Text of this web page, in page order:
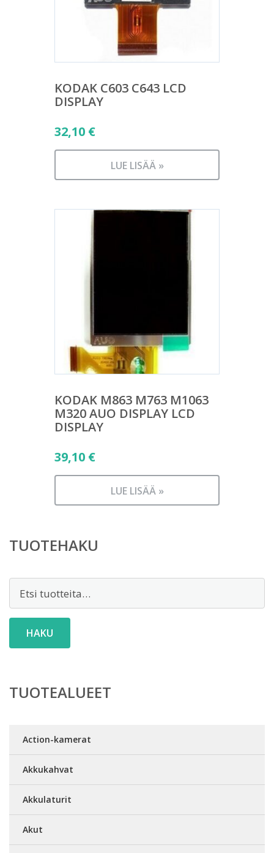
KODAK C603 C643 LCD
DISPLAY
32,10 €
LUE LISÄÄ »
KODAK M863 M763 M1063
M320 AUO DISPLAY LCD
DISPLAY
39,10 €
LUE LISÄÄ »
TUOTEHAKU
HAKU
TUOTEALUEET
Action-kamerat
Akkukahvat
Akkulaturit
Akut